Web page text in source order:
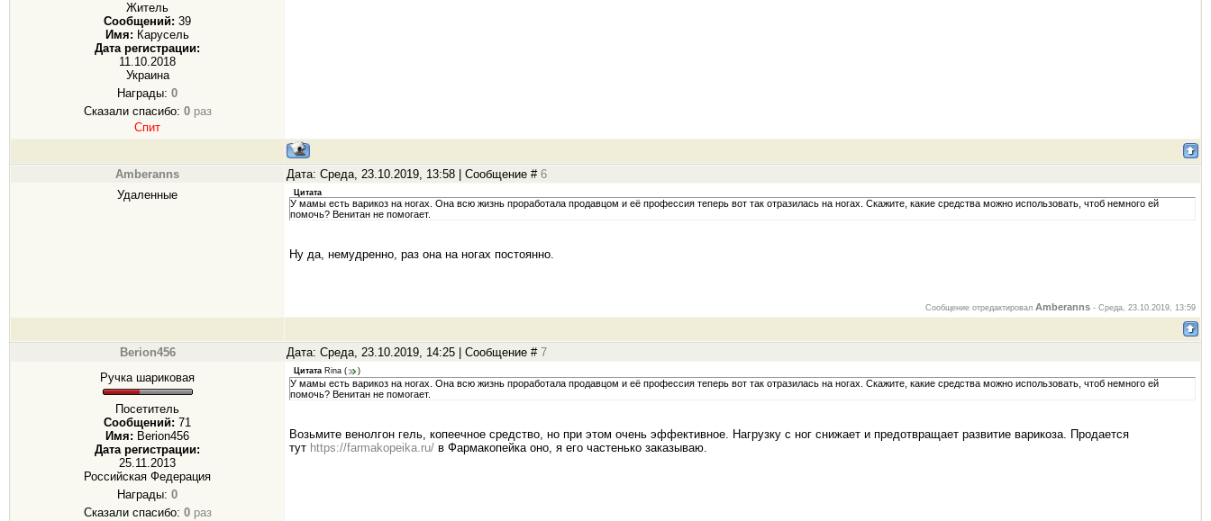
Житель
Сообщений: 39
Имя: Карусель
Дата регистрации:
11.10.2018
Украина
Награды: 0
Сказали спасибо: 0раз
Спит
Amberanns Дата: Среда, 23.10.2019, 13:58 | Сообщение # 6
Удаленные
Цитата
У мамы есть варикоз на ногах. Она всю жизнь проработала продавцом и её профессия теперь вот так отразилась на ногах. Скажите, какие средства можно использовать, чтоб немного ей
помочь? Венитан не помогает.
Ну да, немудренно, раз она на ногах постоянно.
Сообщение отредактировал Amberanns - Среда, 23.10.2019, 13:59
Berion456 Дата: Среда, 23.10.2019, 14:25 | Сообщение # 7
Ручка шариковая
Посетитель
Сообщений: 71
Имя: Berion456
Дата регистрации:
25.11.2013
Российская Федерация
Награды: 0
Сказали спасибо: 0раз
Цитата Rina ( )
У мамы есть варикоз на ногах. Она всю жизнь проработала продавцом и её профессия теперь вот так отразилась на ногах. Скажите, какие средства можно использовать, чтоб немного ей
помочь? Венитан не помогает.
Возьмите венолгон гель, копеечное средство, но при этом очень эффективное. Нагрузку с ног снижает и предотвращает развитие варикоза. Продается
тут https://farmakopeika.ru/ в Фармакопейка оно, я его частенько заказываю.